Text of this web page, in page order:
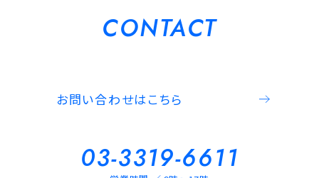
CONTACT
お問い合わせはこちら
03-3319-6611